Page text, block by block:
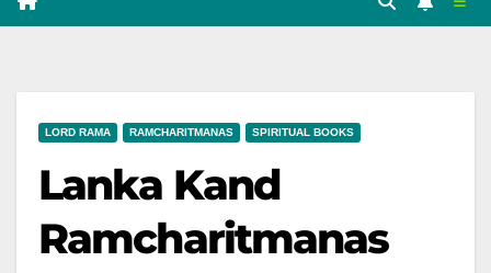
LORD RAMA RAMCHARITMANAS SPIRITUAL BOOKS
Lanka Kand
Ramcharitmanas